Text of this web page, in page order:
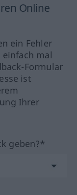
Online
ein Fehler
mal
Formular
ist
Ihrer
geben?*